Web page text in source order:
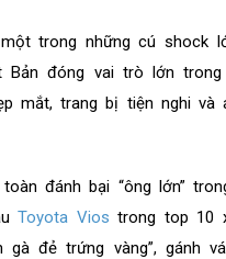
trong những cú shock
đóng vai trò lớn
mắt, trang bị tiện nghi và
đánh bại “ông lớn”
Toyota Vios trong top 10
gà đẻ trứng vàng”, gánh